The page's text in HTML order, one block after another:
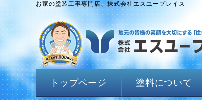
お家の塗装工事専門店、株式会社エスユープレイス
トップページ 塗料について